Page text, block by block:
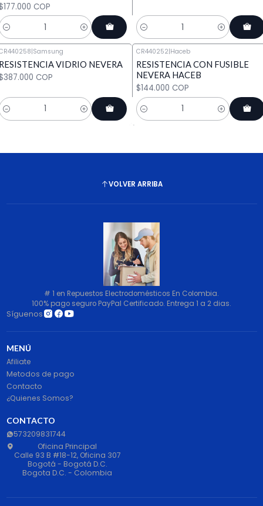
COP
Cantidad
|Samsung
VIDRIO NEVERA
COP
CR440252|Haceb
RESISTENCIA CON FUSIBLE
NEVERA HACEB
$144.000 COP
Cantidad
VOLVER ARRIBA
# 1 en Repuestos Electrodomésticos En Colombia.
100% pago seguro PayPal Certificado. Entrega 1 a 2 dias.
Síguenos
MENÚ
Afiliate
Metodos de pago
Contacto
¿Quienes Somos?
CONTACTO
573209831744
Oficina Principal
Calle 93 B #18-12, Oficina 307
Bogotá - Bogotá D.C.
Bogota D.C. - Colombia